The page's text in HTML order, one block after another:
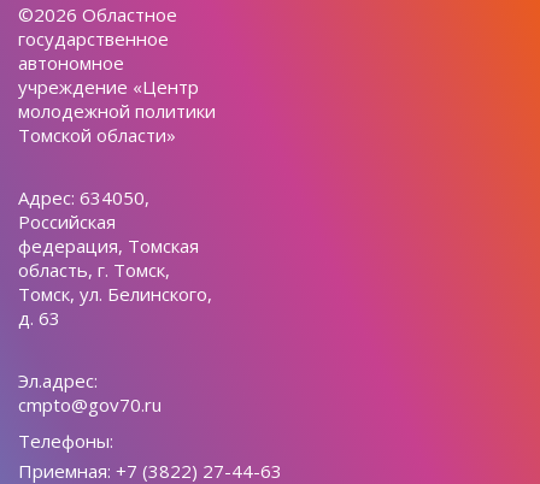
©2026 Областное
государственное
автономное
учреждение «Центр
молодежной политики
Томской области»
Адрес: 634050,
Российская
федерация, Томская
область, г. Томск,
Томск, ул. Белинского,
д. 63
Эл.адрес:
cmpto@gov70.ru
Телефоны:
Приемная: +7 (3822) 27-44-63